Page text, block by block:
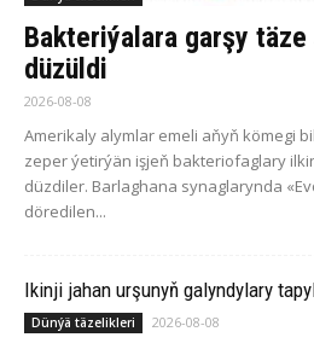
Bakteriýalara garşy
düzüldi
2026-08-08
Amerikaly alymlar emeli aňyň kömegi
zeper ýetirýän işjeň bakteriofaglary
düzdiler. Barlaghana synaglarynda
döredilen...
Ikinji jahan urşunyň galyndylary
Dünýä täzelikleri 2026-08-08